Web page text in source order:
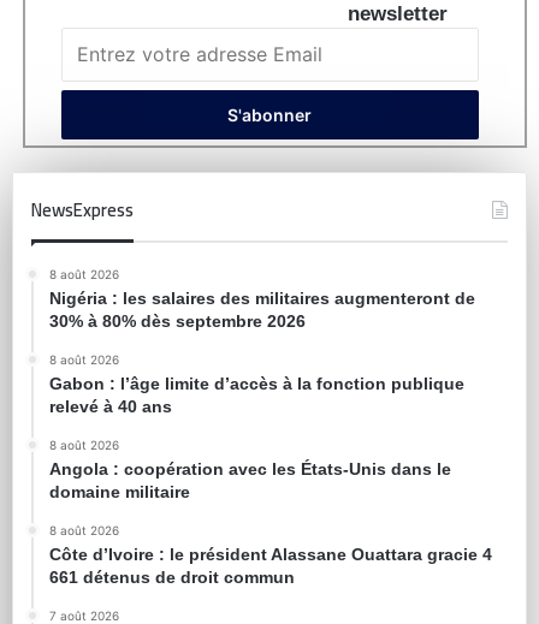
newsletter
NewsExpress
8 août 2026
Nigéria : les salaires des militaires augmenteront de
30% à 80% dès septembre 2026
8 août 2026
Gabon : l’âge limite d’accès à la fonction publique
relevé à 40 ans
8 août 2026
Angola : coopération avec les États-Unis dans le
domaine militaire
8 août 2026
Côte d’Ivoire : le président Alassane Ouattara gracie 4
661 détenus de droit commun
7 août 2026